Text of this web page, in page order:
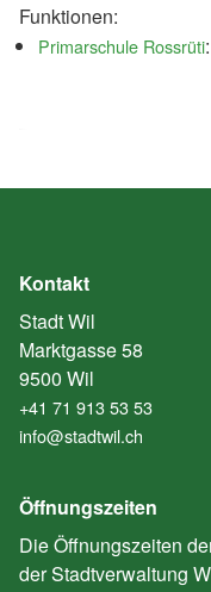
Funktionen:
Primarschule Rossrüti
Kontakt
Stadt Wil
Marktgasse 58
9500 Wil
+41 71 913 53 53
info@stadtwil.ch
Öffnungszeiten
Die Öffnungszeiten
der Stadtverwaltung